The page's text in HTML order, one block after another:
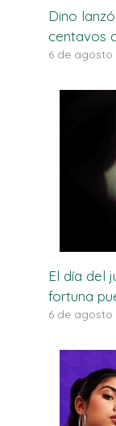
Dino
centavos
6 de agosto
El día del
fortuna
6 de agosto